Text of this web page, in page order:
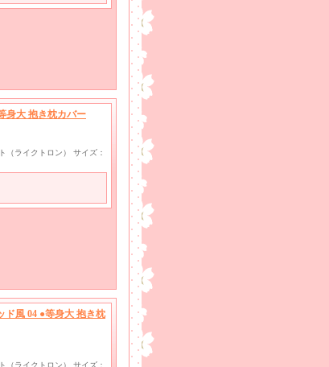
身大 抱き枕カバー
（ライクトロン） サイズ：
ド風 04 ●等身大 抱き枕
（ライクトロン） サイズ：